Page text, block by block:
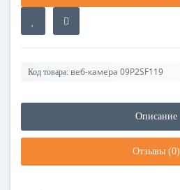
Код товара: веб-камера 09P2SF119
Описание
Отзывы (0)